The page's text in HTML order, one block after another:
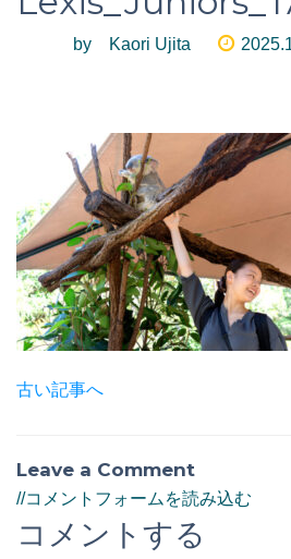
by Kaori Ujita
古い記事へ
Leave a Comment
//コメントフォームを読み込む
コメントする